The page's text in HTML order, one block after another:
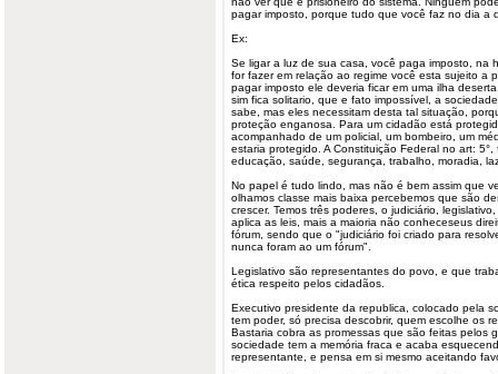
pagar imposto, porque tudo que você faz no dia a
Ex:
Se ligar a luz de sua casa, você paga imposto, na
for fazer em relação ao regime você esta sujeito a
pagar imposto ele deveria ficar em uma ilha
sim fica solitario, que e fato impossível, a
sabe, mas eles necessitam desta tal situação,
proteção enganosa. Para um cidadão está
acompanhado de um policial, um bombeiro, um
estaria protegido. A Constituição Federal no art:
educação, saúde, segurança, trabalho, moradia,
No papel é tudo lindo, mas não é bem assim que
olhamos classe mais baixa percebemos que são
crescer. Temos três poderes, o judiciário,
aplica as leis, mais a maioria não conheceseus
fórum, sendo que o "judiciário foi criado para
nunca foram ao um fórum".
Legislativo são representantes do povo, e que
ética respeito pelos cidadãos.
Executivo presidente da republica, colocado pela
tem poder, só precisa descobrir, quem escolhe os
Bastaria cobra as promessas que são feitas pelos
sociedade tem a memória fraca e acaba
representante, e pensa em si mesmo aceitando